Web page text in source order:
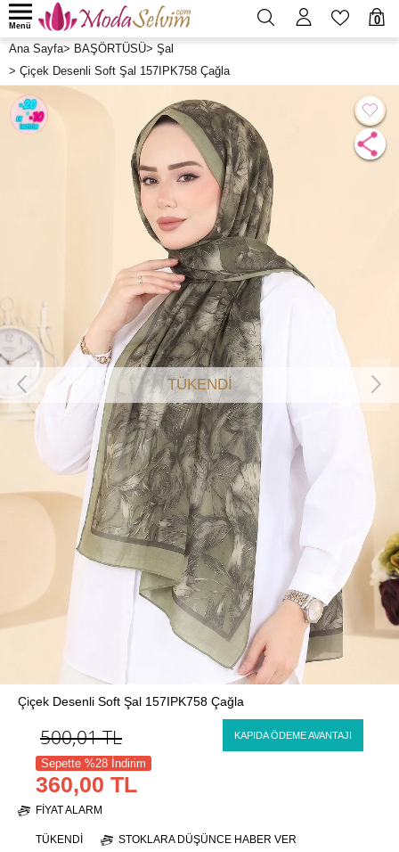
0
Menü
Ana Sayfa> BAŞÖRTÜSÜ> Şal
> Çiçek Desenli Soft Şal 157IPK758 Çağla
TÜKENDİ
Çiçek Desenli Soft Şal 157IPK758 Çağla
500,01TL KAPIDA ÖDEME AVANTAJI
Sepette %28 İndirim
360,00 TL
FIYAT ALARM
TÜKENDI STOKLARA DÜŞÜNCE HABER VER